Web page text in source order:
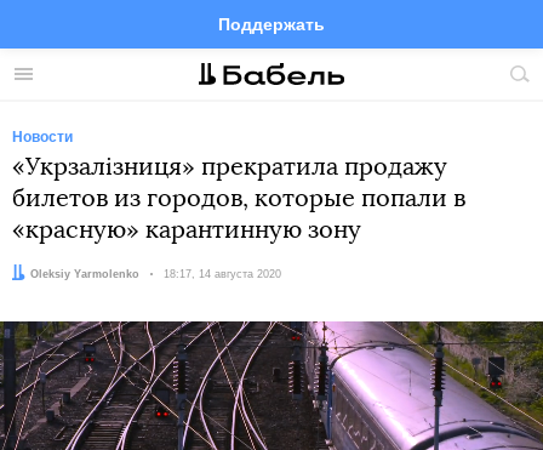
Меню
Поддержать
FacebookTelegramTwitter
Новости
«Укрзалізниця» прекратила продажу
билетов из городов, которые попали в
«красную» карантинную зону
Автор:
Oleksiy Yarmolenko Дата:
18:17, 14 августа 2020